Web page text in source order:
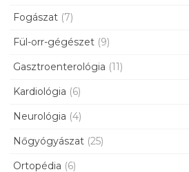
Fogászat (7)
Fül-orr-gégészet (9)
Gasztroenterológia (11)
Kardiológia (6)
Neurológia (4)
Nőgyógyászat (25)
Ortopédia (6)